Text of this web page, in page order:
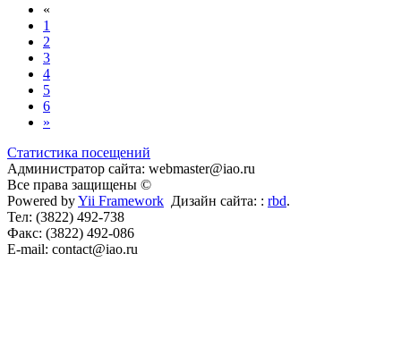
«
1
2
3
4
5
6
»
Статистика посещений
Администратор сайта: webmaster@iao.ru
Все права защищены ©
Powered byYii Framework Дизайн сайта: : rbd.
Тел: (3822) 492-738
Факс: (3822) 492-086
E-mail: contact@iao.ru